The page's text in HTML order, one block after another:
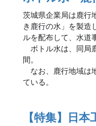
茨城県企業局は鹿行
き鹿行の水」を製造
ルを配布して、水道
ボトル水は、同局
間。
なお、鹿行地域は
ている。
【特集】日